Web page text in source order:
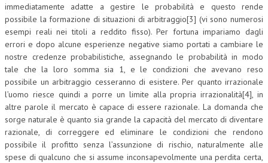
immediatamente adatte a gestire le probabilità e questo rende
possibile la formazione di situazioni di arbitraggio[3] (vi sono numerosi
esempi reali nei titoli a reddito fisso). Per fortuna impariamo dagli
errori e dopo alcune esperienze negative siamo portati a cambiare le
nostre credenze probabilistiche, assegnando le probabilità in modo
tale che la loro somma sia 1, e le condizioni che avevano reso
possibile un arbitraggio cesseranno di esistere. Per quanto irrazionale
l’uomo riesce quindi a porre un limite alla propria irrazionalità[4], in
altre parole il mercato è capace di essere razionale. La domanda che
sorge naturale è quanto sia grande la capacità del mercato di diventare
razionale, di correggere ed eliminare le condizioni che rendono
possibile il profitto senza l’assunzione di rischio, naturalmente alle
spese di qualcuno che si assume inconsapevolmente una perdita certa,